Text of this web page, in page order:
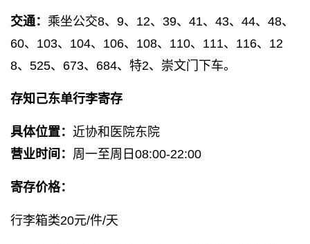
交通： 乘坐公交8、9、12、39、41、43、44、48、
60、103、104、106、108、110、111、116、12
8、525、673、684、特2、崇文门下车。
存知己东单行李寄存
具体位置： 近协和医院东院
营业时间： 周一至周日08:00-22:00
寄存价格：
行李箱类20元/件/天